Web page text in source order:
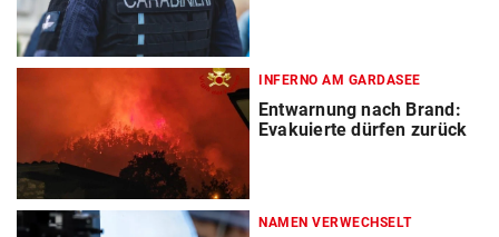
INFERNO AM GARDASEE
Entwarnung nach Brand:
Evakuierte dürfen zurück
NAMEN VERWECHSELT